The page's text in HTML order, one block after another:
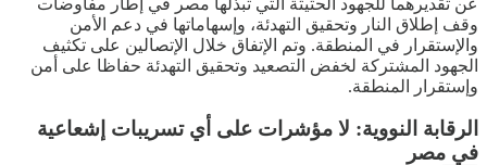
وقف إطلاق النار وتحقيق التهدئة، وإسهاماتها في دعم الأمن
والإستقرار في المنطقة. وتم الإتفاق خلال الإتصالين على تكثيف
الجهود المشتركة لخفض التصعيد وتحقيق التهدئة حفاظا على أمن
وإستقرار المنطقة.
الرقابة النووية: لا مؤشرات على أي تسريبات إشعاعية
في مصر